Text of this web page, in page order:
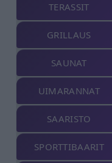
TERASSIT
GRILLAUS
SAUNAT
UIMARANNAT
SAARISTO
SPORTTIBAARIT